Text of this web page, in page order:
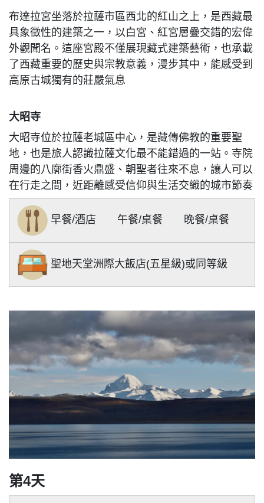
布達拉宮坐落於拉薩市區西北的紅山之上，是西藏最
具象徵性的建築之一，以白宮、紅宮層疊交錯的宏偉
外觀聞名。 這座宮殿不僅展現藏式建築藝術，也承載
了西藏重要的歷史與宗教意義，漫步其中，能感受到
高原古城獨有的莊嚴氣息
大昭寺
大昭寺位於拉薩老城區中心，是藏傳佛教的重要聖
地，也是旅人認識拉薩文化最不能錯過的一站。 寺院
周邊的八廓街香火鼎盛、朝聖者往來不息，讓人可以
在行走之間，近距離感受信仰與生活交織的城市節奏
早餐/酒店 午餐/桌餐 晚餐/桌餐
聖地天堂洲際大飯店(五星級)或同等級
第4天